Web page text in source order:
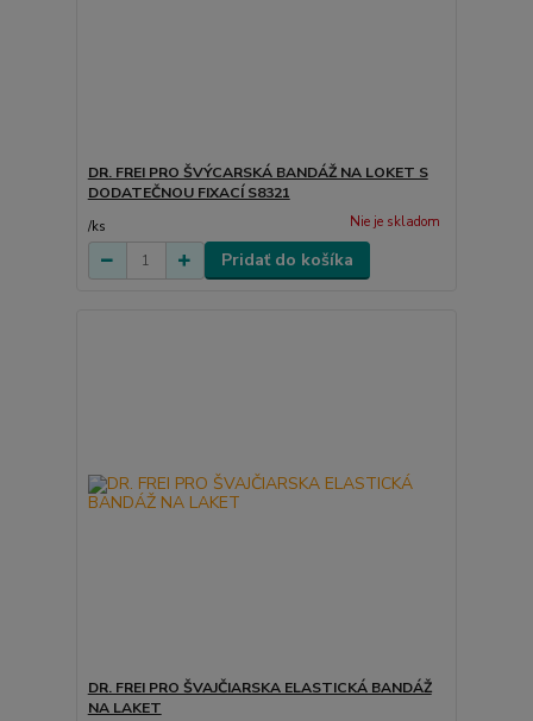
DR. FREI PRO ŠVÝCARSKÁ BANDÁŽ NA LOKET S
DODATEČNOU FIXACÍ S8321
/ks Nie je skladom
Pridať do košíka
DR. FREI PRO ŠVAJČIARSKA ELASTICKÁ BANDÁŽ
NA LAKET